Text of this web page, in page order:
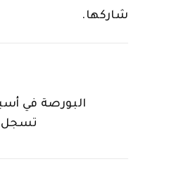
شاركها.
تسجل